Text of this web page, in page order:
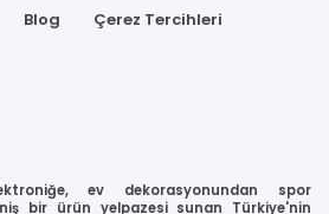
Blog Çerez Tercihleri
ev dekorasyonundan spor
bir ürün yelpazesi sunan Türkiye'nin